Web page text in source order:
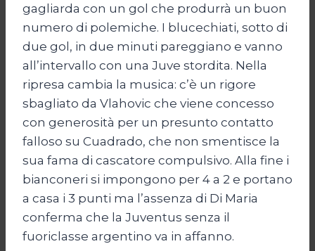
gagliarda con un gol che produrrà un buon
numero di polemiche. I blucechiati, sotto di
due gol, in due minuti pareggiano e vanno
all’intervallo con una Juve stordita. Nella
ripresa cambia la musica: c’è un rigore
sbagliato da Vlahovic che viene concesso
con generosità per un presunto contatto
falloso su Cuadrado, che non smentisce la
sua fama di cascatore compulsivo. Alla fine i
bianconeri si impongono per 4 a 2 e portano
a casa i 3 punti ma l’assenza di Di Maria
conferma che la Juventus senza il
fuoriclasse argentino va in affanno.